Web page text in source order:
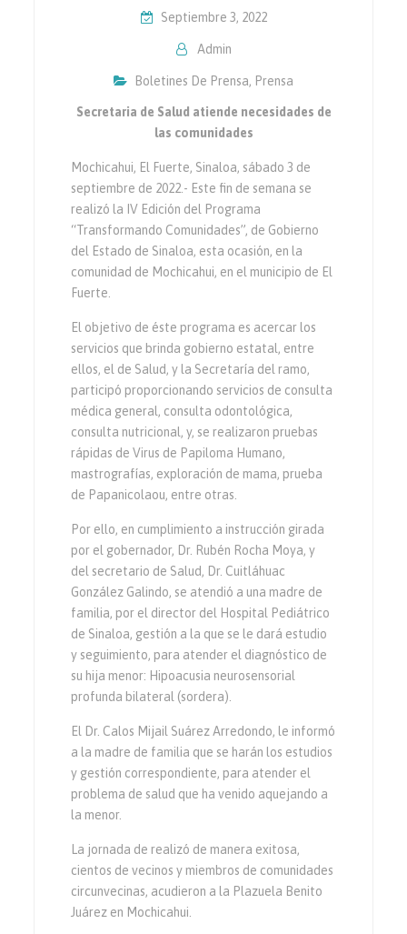
Septiembre 3, 2022
Admin
Boletines De Prensa, Prensa
Secretaria de Salud atiende necesidades de
las comunidades
Mochicahui, El Fuerte, Sinaloa, sábado 3 de
septiembre de 2022.- Este fin de semana se
realizó la IV Edición del Programa
“Transformando Comunidades”, de Gobierno
del Estado de Sinaloa, esta ocasión, en la
comunidad de Mochicahui, en el municipio de El
Fuerte.
El objetivo de éste programa es acercar los
servicios que brinda gobierno estatal, entre
ellos, el de Salud, y la Secretaría del ramo,
participó proporcionando servicios de consulta
médica general, consulta odontológica,
consulta nutricional, y, se realizaron pruebas
rápidas de Virus de Papiloma Humano,
mastrografías, exploración de mama, prueba
de Papanicolaou, entre otras.
Por ello, en cumplimiento a instrucción girada
por el gobernador, Dr. Rubén Rocha Moya, y
del secretario de Salud, Dr. Cuitláhuac
González Galindo, se atendió a una madre de
familia, por el director del Hospital Pediátrico
de Sinaloa, gestión a la que se le dará estudio
y seguimiento, para atender el diagnóstico de
su hija menor: Hipoacusia neurosensorial
profunda bilateral (sordera).
El Dr. Calos Mijail Suárez Arredondo, le informó
a la madre de familia que se harán los estudios
y gestión correspondiente, para atender el
problema de salud que ha venido aquejando a
la menor.
La jornada de realizó de manera exitosa,
cientos de vecinos y miembros de comunidades
circunvecinas, acudieron a la Plazuela Benito
Juárez en Mochicahui.